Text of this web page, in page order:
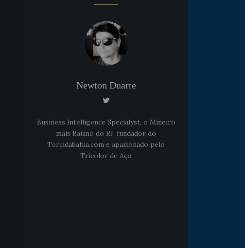
Newton Duarte
Business Intelligence Specialyst, o Mineiro
mais Baiano do RJ, fundador do
Torcidabahia.com e apaixonado pelo
Tricolor de Aço